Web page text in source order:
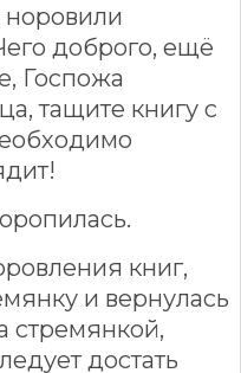
норовили
доброго, ещё
Госпожа
тащите книгу с
книг,
и вернулась
стремянкой,
достать